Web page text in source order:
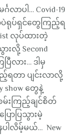
လာပါ… Covid-19
ပဲရုပ်ရှင်တွေကြည့်ရ
လုပ်ထားတဲ့
းလို့ Second
ြီလား… ဒါမှ
ရတာ ပျင်းလာလို့
တွေနဲ့
မ်းကြည့်ချင်စိတ်
ောပြသွားမဲ့
ါလိမ့်မယ်… New